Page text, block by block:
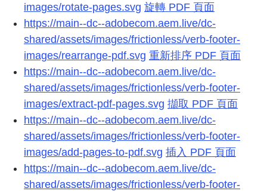
images/rotate-pages.svg 旋轉 PDF 頁面
https://main--dc--adobecom.aem.live/dc-
shared/assets/images/frictionless/verb-footer-
images/rearrange-pdf.svg 重新排序 PDF 頁面
https://main--dc--adobecom.aem.live/dc-
shared/assets/images/frictionless/verb-footer-
images/extract-pdf-pages.svg 擷取 PDF 頁面
https://main--dc--adobecom.aem.live/dc-
shared/assets/images/frictionless/verb-footer-
images/add-pages-to-pdf.svg 插入 PDF 頁面
https://main--dc--adobecom.aem.live/dc-
shared/assets/images/frictionless/verb-footer-